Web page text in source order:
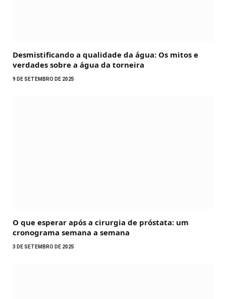
Desmistificando a qualidade da água: Os mitos e
verdades sobre a água da torneira
9 DE SETEMBRO DE 2025
O que esperar após a cirurgia de próstata: um
cronograma semana a semana
3 DE SETEMBRO DE 2025